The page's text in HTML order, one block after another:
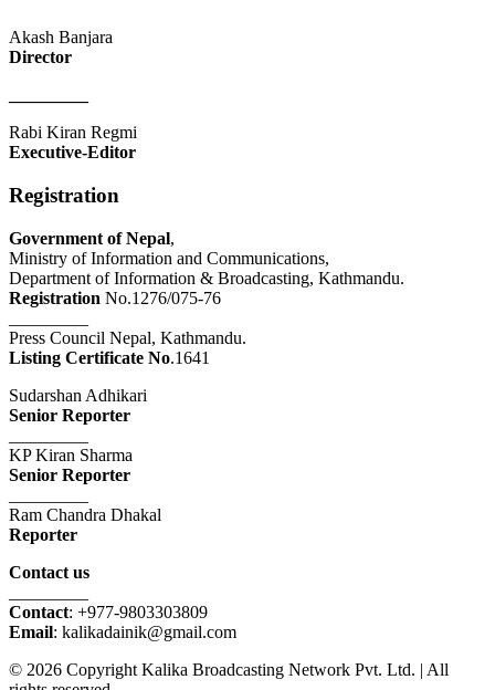
Akash Banjara
Director
Rabi Kiran Regmi
Executive-Editor
Registration
Government of Nepal,
Ministry of Information and Communications,
Department of Information & Broadcasting, Kathmandu.
Registration No.1276/075-76
Press Council Nepal, Kathmandu.
Listing Certificate No.1641
Sudarshan Adhikari
Senior Reporter
KP Kiran Sharma
Senior Reporter
Ram Chandra Dhakal
Reporter
Contact us
Contact: +977-9803303809
Email: kalikadainik@gmail.com
© 2026 Copyright Kalika Broadcasting Network Pvt. Ltd. | All